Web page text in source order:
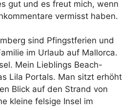
gut und es freut mich, wenn
vermisst haben.
sind Pfingstferien und
im Urlaub auf Mallorca.
Mein Lieblings Beach-
Lila Portals. Man sitzt erhöht
Blick auf den Strand von
kleine felsige Insel im